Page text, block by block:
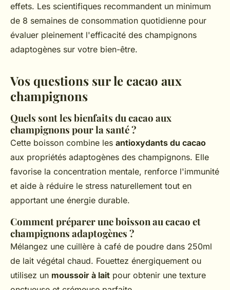
effets. Les scientifiques recommandent un minimum
de 8 semaines de consommation quotidienne pour
évaluer pleinement l'efficacité des champignons
adaptogènes sur votre bien-être.
Vos questions sur le cacao aux
champignons
Quels sont les bienfaits du cacao aux
champignons pour la santé ?
Cette boisson combine les antioxydants du cacao
aux propriétés adaptogènes des champignons. Elle
favorise la concentration mentale, renforce l'immunité
et aide à réduire le stress naturellement tout en
apportant une énergie durable.
Comment préparer une boisson au cacao et
champignons adaptogènes ?
Mélangez une cuillère à café de poudre dans 250ml
de lait végétal chaud. Fouettez énergiquement ou
utilisez un moussoir à lait pour obtenir une texture